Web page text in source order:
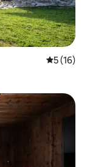
平均评分
5 (16)